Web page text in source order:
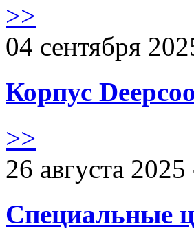
>>
04 сентября
Корпус
>>
26 августа
Специальные